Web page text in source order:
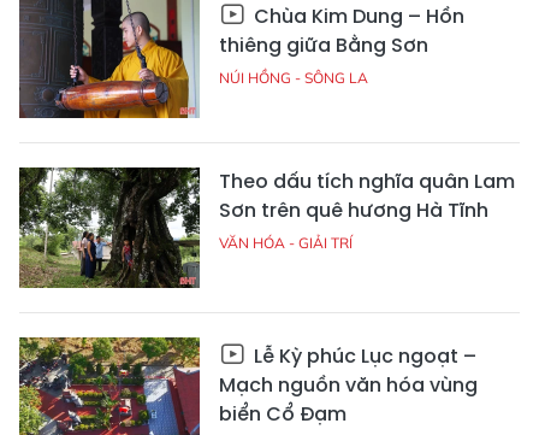
Chùa Kim Dung – Hồn
thiêng giữa Bằng Sơn
NÚI HỒNG - SÔNG LA
Theo dấu tích nghĩa quân Lam
Sơn trên quê hương Hà Tĩnh
VĂN HÓA - GIẢI TRÍ
Lễ Kỳ phúc Lục ngoạt –
Mạch nguồn văn hóa vùng
biển Cổ Đạm